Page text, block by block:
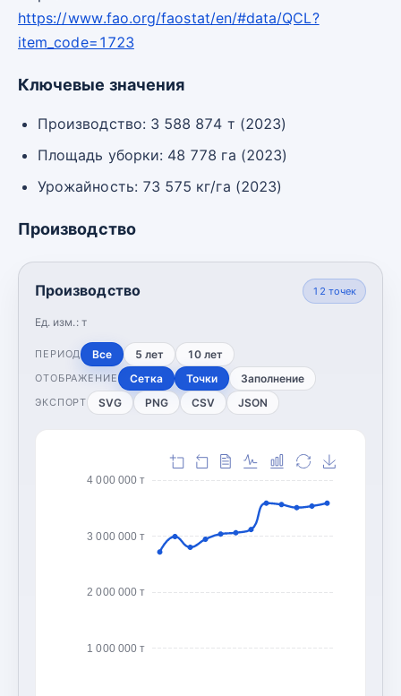
https://www.fao.org/faostat/en/#data/QCL?
item_code=1723
Ключевые значения
Производство: 3 588 874 т (2023)
Площадь уборки: 48 778 га (2023)
Урожайность: 73 575 кг/га (2023)
Производство
Производство
Ед. изм.: т
12 точек
ПЕРИОД Все 5 лет 10 лет
ОТОБРАЖЕНИЕ Сетка Точки Заполнение
ЭКСПОРТ SVG PNG CSV JSON
1 000 000 т
2 000 000 т
3 000 000 т
4 000 000 т